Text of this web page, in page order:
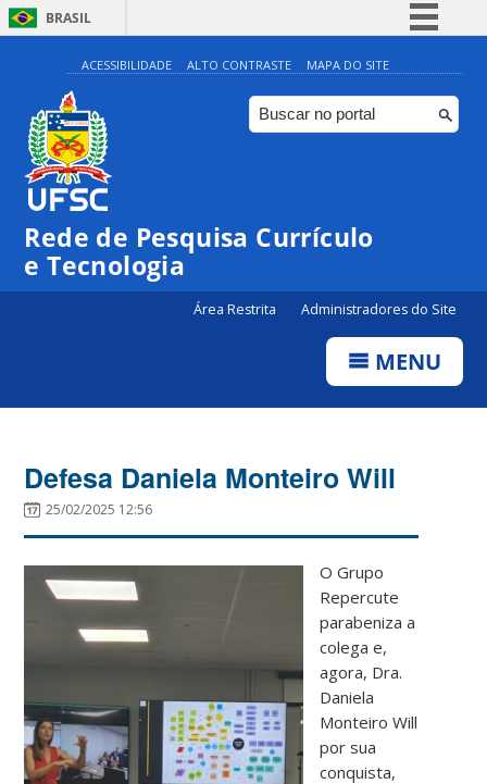
BRASIL
Simplifique!
Comunica BR
Participe
Canais
ACESSIBILIDADE ALTO CONTRASTE MAPA DO SITE
Rede de Pesquisa Currículo
e Tecnologia
Área Restrita Administradores do Site
MENU
Defesa Daniela Monteiro Will
25/02/2025 12:56
O Grupo
Repercute
parabeniza a
colega e,
agora, Dra.
Daniela
Monteiro Will
por sua
conquista,